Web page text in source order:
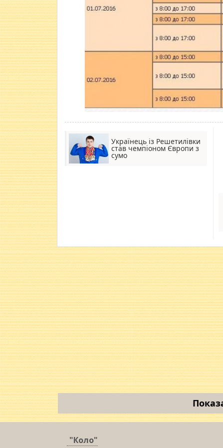
Українець із Решетилівки
став чемпіоном Європи з
сумо
"Коло"